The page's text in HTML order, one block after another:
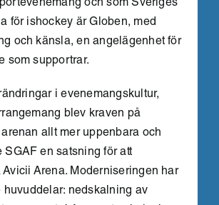
och som Sveriges
för ishockey är Globen, med
och känsla, en angelägenhet för
som supportrar.
i evenemangskultur,
blev kraven på
allt mer uppenbara och
SGAF en satsning för att
Avicii Arena. Moderniseringen har
huvuddelar: nedskalning av